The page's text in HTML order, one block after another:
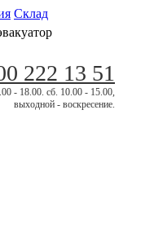
Склад
222 13 51
- 18.00. сб. 10.00 - 15.00,
выходной - воскресение.